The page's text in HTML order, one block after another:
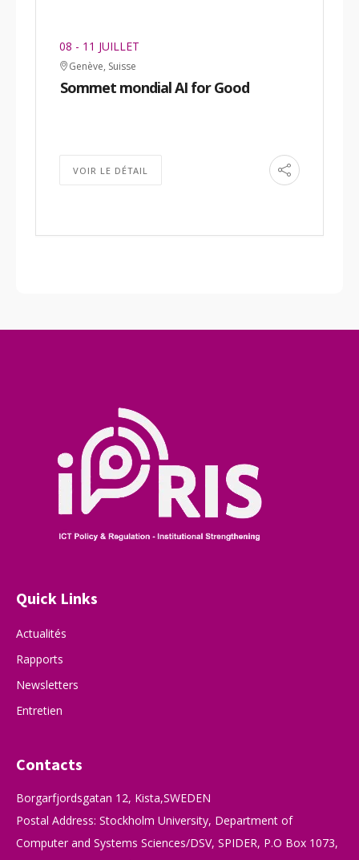
08 - 11 JUILLET
Genève, Suisse
Sommet mondial AI for Good
VOIR LE DÉTAIL
Quick Links
Actualités
Rapports
Newsletters
Entretien
Contacts
Borgarfjordsgatan 12, Kista,SWEDEN
Postal Address: Stockholm University, Department of
Computer and Systems Sciences/DSV, SPIDER, P.O Box 1073,